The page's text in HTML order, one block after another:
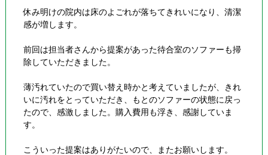
休み明けの院内は床のよごれが落ちてきれいになり、清潔
感が増します。
前回は担当者さんから提案があった待合室のソファーも掃
除していただきました。
薄汚れていたので買い替え時かと考えていましたが、きれ
いに汚れをとっていただき、もとのソファーの状態に戻っ
たので、感激しました。購入費用も浮き、感謝していま
す。
こういった提案はありがたいので、またお願いします。